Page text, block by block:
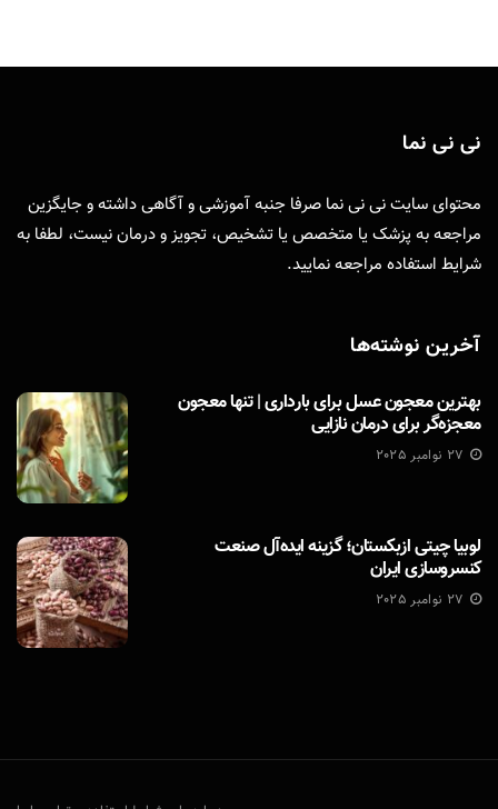
نی نی نما
محتوای سایت نی نی نما صرفا جنبه آموزشی و آگاهی داشته و جایگزین
مراجعه به پزشک یا متخصص یا تشخیص، تجویز و درمان نیست، لطفا به
شرایط استفاده مراجعه نمایید.
آخرین نوشته‌ها
بهترین معجون عسل برای بارداری | تنها معجون
معجزه‌گر برای درمان نازایی
27 نوامبر 2025
لوبیا چیتی ازبکستان؛ گزینه ایده‌آل صنعت
کنسروسازی ایران
27 نوامبر 2025